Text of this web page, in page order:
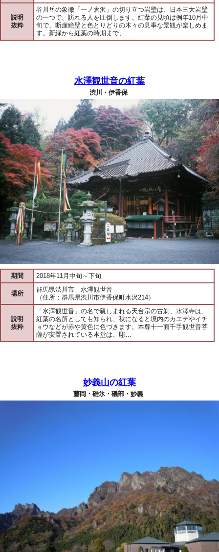
説明
抜粋
谷川岳の象徴「一ノ倉沢」の切り立つ岩壁は、日本三大岩壁
の一つで、訪れる人を圧倒します。紅葉の見頃は例年10月中
旬で、断崖絶壁と色とりどりの木々の見事な景観が楽しめま
す。新緑から紅葉の時期まで、…
水澤観世音の紅葉
渋川・伊香保
期間 2018年11月中旬～下旬
場所
群馬県渋川市 水澤観世音
（住所：群馬県渋川市伊香保町水沢214）
説明
抜粋
「水澤観世音」の名で親しまれる天台宗の古刹、水澤寺は、
紅葉の名所としても知られ、秋になると境内のカエデやイチ
ョウなどが赤や黄色に色づきます。本尊十一面千手観世音菩
薩が安置されている本堂は、彫…
妙義山の紅葉
藤岡・碓氷・磯部・妙義